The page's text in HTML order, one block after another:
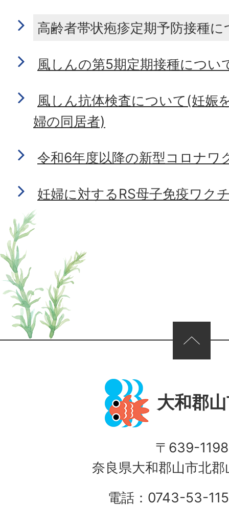
高齢者帯状疱疹定期予防接種に
風しんの第5期定期接種につい
風しん抗体検査について(妊娠
婦の同居者)
令和6年度以降の新型コロナワ
妊婦に対するRS母子免疫ワク
ページの先頭へ
大和郡
〒639-1198
奈良県大和郡山市北
電話：0743-53-